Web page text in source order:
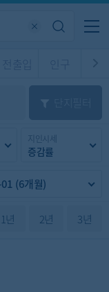
전출입
인구
지인시세
증감률
(6개월)
1년 2년 3년